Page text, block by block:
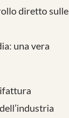
diretto sulle
una vera